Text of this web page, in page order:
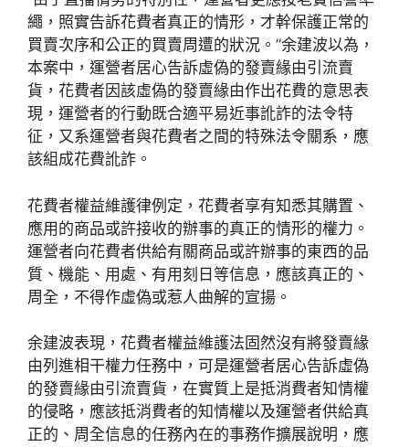
繩，照實告訴花費者真正的情形，才幹保護正常的
買賣次序和公正的買賣周遭的狀況。”余建波以為，
本案中，運營者居心告訴虛偽的發賣緣由引流賣
貨，花費者因該虛偽的發賣緣由作出花費的意思表
現，運營者的行動既合適平易近事訛詐的法令特
征，又系運營者與花費者之間的特殊法令關系，應
該組成花費訛詐。
花費者權益維護律例定，花費者享有知悉其購置、
應用的商品或許接收的辦事的真正的情形的權力。
運營者向花費者供給有關商品或許辦事的東西的品
質、機能、用處、有用刻日等信息，應該真正的、
周全，不得作虛偽或惹人曲解的宣揚。
余建波表現，花費者權益維護法固然沒有將發賣緣
由列進相干權力任務中，可是運營者居心告訴虛偽
的發賣緣由引流賣貨，在實質上是抵消費者知情權
的侵略，應該抵消費者的知情權以及運營者供給真
正的、周全信息的任務內在的事務作擴展說明，應